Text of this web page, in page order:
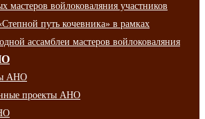
мастеров войлоковаляния участников
путь кочевника» в рамках
ассамблеи мастеров войлоковаляния
АНО
проекты АНО